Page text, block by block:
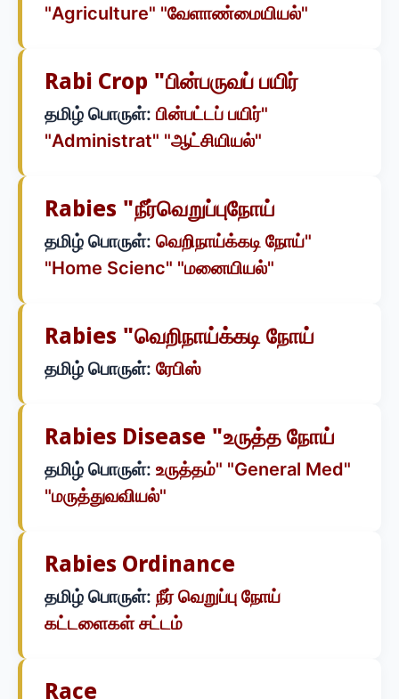
"Agriculture" "வேளாண்மையியல்"
Rabi Crop "பின்பருவப் பயிர்
தமிழ் பொருள்: பின்பட்டப் பயிர்"
"Administrat" "ஆட்சியியல்"
Rabies "நீர்வெறுப்புநோய்
தமிழ் பொருள்: வெறிநாய்க்கடி நோய்"
"Home Scienc" "மனையியல்"
Rabies "வெறிநாய்க்கடி நோய்
தமிழ் பொருள்: ரேபிஸ்
Rabies Disease "உருத்த நோய்
தமிழ் பொருள்: உருத்தம்" "General Med"
"மருத்துவவியல்"
Rabies Ordinance
தமிழ் பொருள்: நீர் வெறுப்பு நோய்
கட்டளைகள் சட்டம்